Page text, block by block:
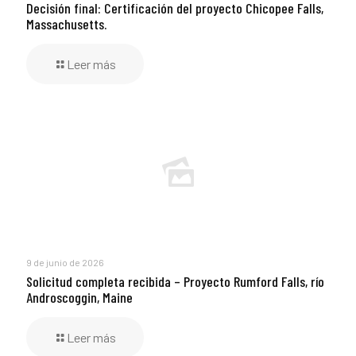
Decisión final: Certificación del proyecto Chicopee Falls,
Massachusetts.
Leer más
9 de junio de 2026
Solicitud completa recibida – Proyecto Rumford Falls, río
Androscoggin, Maine
Leer más